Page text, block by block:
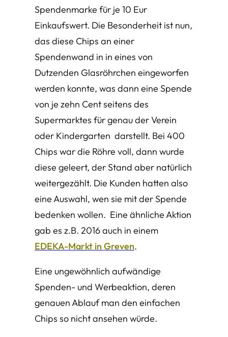
Spendenmarke für je 10 Eur
Einkaufswert. Die Besonderheit ist nun,
das diese Chips an einer
Spendenwand in in eines von
Dutzenden Glasröhrchen eingeworfen
werden konnte, was dann eine Spende
von je zehn Cent seitens des
Supermarktes für genau der Verein
oder Kindergarten darstellt. Bei 400
Chips war die Röhre voll, dann wurde
diese geleert, der Stand aber natürlich
weitergezählt. Die Kunden hatten also
eine Auswahl, wen sie mit der Spende
bedenken wollen. Eine ähnliche Aktion
gab es z.B. 2016 auch in einem
EDEKA-Markt in Greven.
Eine ungewöhnlich aufwändige
Spenden- und Werbeaktion, deren
genauen Ablauf man den einfachen
Chips so nicht ansehen würde.